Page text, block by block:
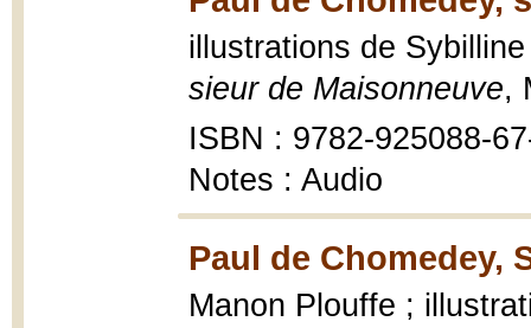
illustrations de
sieur de Maisonneuve,
ISBN : 9782-925088-
Notes : Audio
Paul de Chomedey,
Manon Plouffe ;